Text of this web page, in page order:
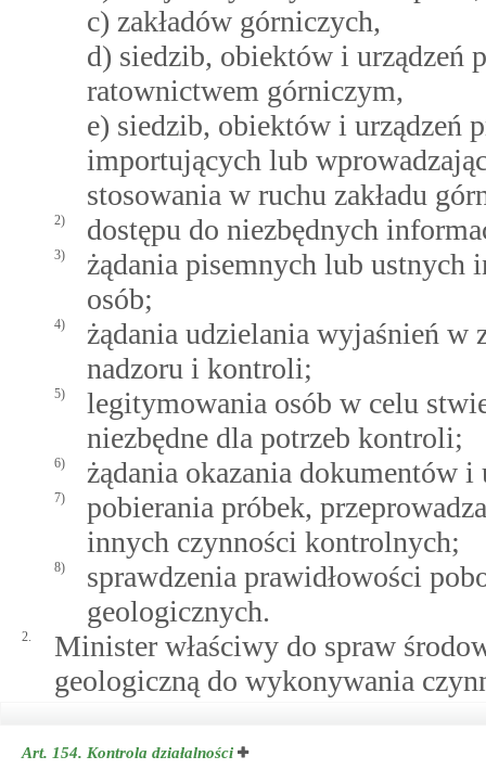
c) zakładów górniczych,
d) siedzib, obiektów i urządzeń
ratownictwem górniczym,
e) siedzib, obiektów i urządzeń
importujących lub
stosowania w ruchu zakładu
2) dostępu do niezbędnych
3)
żądania pisemnych lub ustnych
osób;
4)
żądania udzielania wyjaśnień w
nadzoru i kontroli;
5)
legitymowania osób w celu
niezbędne dla potrzeb kontroli;
6) żądania okazania dokumentów
7)
pobierania próbek,
innych czynności kontrolnych;
8)
sprawdzenia prawidłowości
geologicznych.
2.
Minister właściwy do spraw
geologiczną do wykonywania
Art. 154. Kontrola działalności